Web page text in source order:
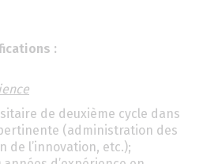
:
de deuxième cycle dans
(administration des
de l’innovation, etc.);